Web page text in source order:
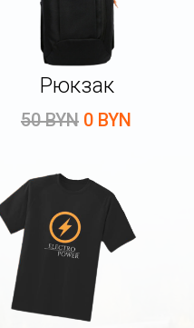
50 BYN 0 BYN
Рюкзак